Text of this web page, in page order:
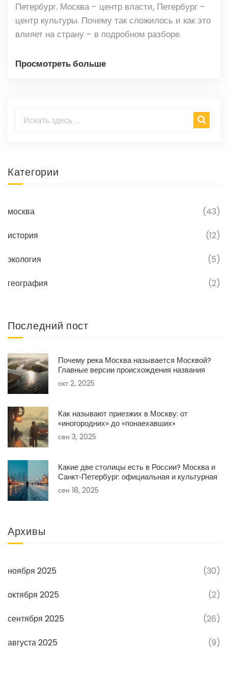
Петербург. Москва - центр власти, Петербург -
центр культуры. Почему так сложилось и как это
влияет на страну - в подробном разборе.
Просмотреть больше
Категории
москва (43)
история (12)
экология (5)
география (2)
Последний пост
Почему река Москва называется Москвой?
Главные версии происхождения названия
окт 2, 2025
Как называют приезжих в Москву: от
«иногородних» до «понаехавших»
сен 3, 2025
Какие две столицы есть в России? Москва и
Санкт‑Петербург: официальная и культурная
сен 18, 2025
Архивы
ноября 2025 (30)
октября 2025 (2)
сентября 2025 (26)
августа 2025 (9)